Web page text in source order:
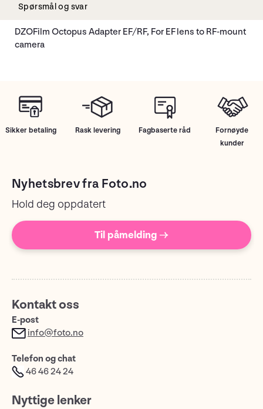
Spørsmål og svar
DZOFilm Octopus Adapter EF/RF, For EF lens to RF-mount
camera
Sikker betaling Rask levering Fagbaserte råd
Fornøyde
kunder
Nyhetsbrev fra Foto.no
Hold deg oppdatert
Til påmelding →
Kontakt oss
E-post
info@foto.no
Telefon og chat
46 46 24 24
Nyttige lenker